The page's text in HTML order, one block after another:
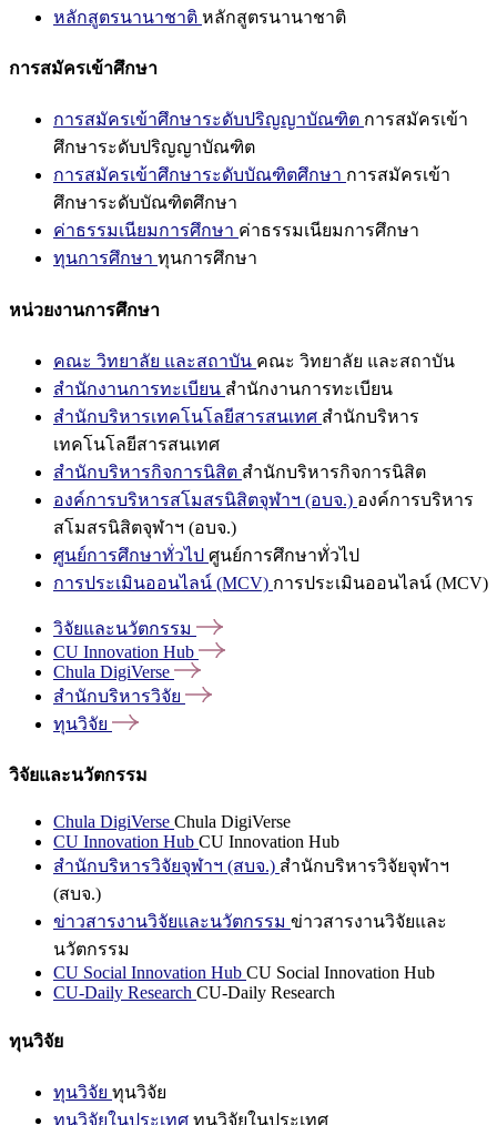
หลักสูตรนานาชาติ หลักสูตรนานาชาติ
การสมัครเข้าศึกษา
การสมัครเข้าศึกษาระดับปริญญาบัณฑิต การสมัครเข้า
ศึกษาระดับปริญญาบัณฑิต
การสมัครเข้าศึกษาระดับบัณฑิตศึกษา การสมัครเข้า
ศึกษาระดับบัณฑิตศึกษา
ค่าธรรมเนียมการศึกษา ค่าธรรมเนียมการศึกษา
ทุนการศึกษา ทุนการศึกษา
หน่วยงานการศึกษา
คณะ วิทยาลัย และสถาบัน คณะ วิทยาลัย และสถาบัน
สำนักงานการทะเบียน สำนักงานการทะเบียน
สำนักบริหารเทคโนโลยีสารสนเทศ สำนักบริหาร
เทคโนโลยีสารสนเทศ
สำนักบริหารกิจการนิสิต สำนักบริหารกิจการนิสิต
องค์การบริหารสโมสรนิสิตจุฬาฯ (อบจ.) องค์การบริหาร
สโมสรนิสิตจุฬาฯ (อบจ.)
ศูนย์การศึกษาทั่วไป ศูนย์การศึกษาทั่วไป
การประเมินออนไลน์ (MCV) การประเมินออนไลน์ (MCV)
วิจัยและนวัตกรรม
CU Innovation Hub
Chula DigiVerse
สำนักบริหารวิจัย
ทุนวิจัย
วิจัยและนวัตกรรม
Chula DigiVerse Chula DigiVerse
CU Innovation Hub CU Innovation Hub
สำนักบริหารวิจัยจุฬาฯ (สบจ.) สำนักบริหารวิจัยจุฬาฯ
(สบจ.)
ข่าวสารงานวิจัยและนวัตกรรม ข่าวสารงานวิจัยและ
นวัตกรรม
CU Social Innovation Hub CU Social Innovation Hub
CU-Daily Research CU-Daily Research
ทุนวิจัย
ทุนวิจัย ทุนวิจัย
ทุนวิจัยในประเทศ ทุนวิจัยในประเทศ